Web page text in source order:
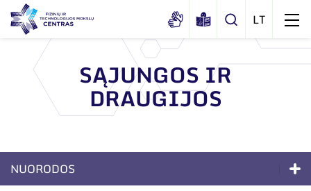
Apie mus
Dokumentai
Sertifikatai ir akreditavimo pažymėjimai
SĄJUNGOS IR
DRAUGIJOS
NUORODOS